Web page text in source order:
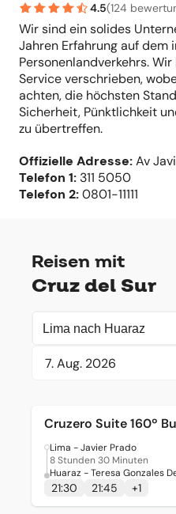
4.5(124
Wir sind ein solides
Jahren Erfahrung auf
Personenlandverkehrs.
Service verschrieben,
achten, die höchsten
Sicherheit, Pünktlichkeit
zu übertreffen.
Offizielle Adresse:Av
Telefon 1: 311 5050
Telefon 2:0801-11111
Reisen mit
Cruz del Sur
Cruzero Suite 160º
Lima - Javier Prado
8 Stunden 30 Minuten
Huaraz - Teresa Gonzales
21:30 21:45 +1